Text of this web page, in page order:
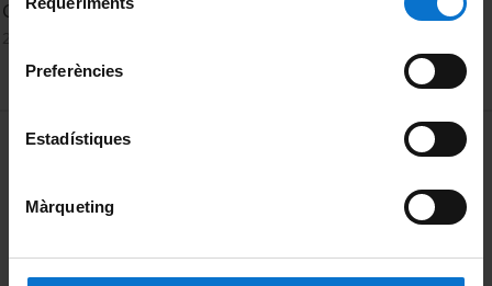
de
Preferències
Estadístiques
Màrqueting
Geografia. Promoció 2024
MENÚ PEU 1
Privadesa i termes
Sobre UBtv